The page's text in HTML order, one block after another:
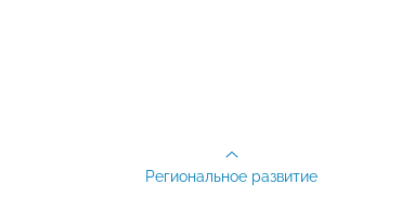
Региональное развитие